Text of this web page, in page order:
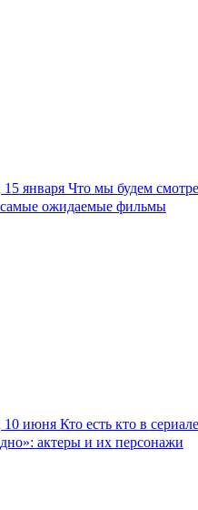
15 января Что мы будем
самые ожидаемые фильмы
10 июня Кто есть кто в
дно»: актеры и их персонажи